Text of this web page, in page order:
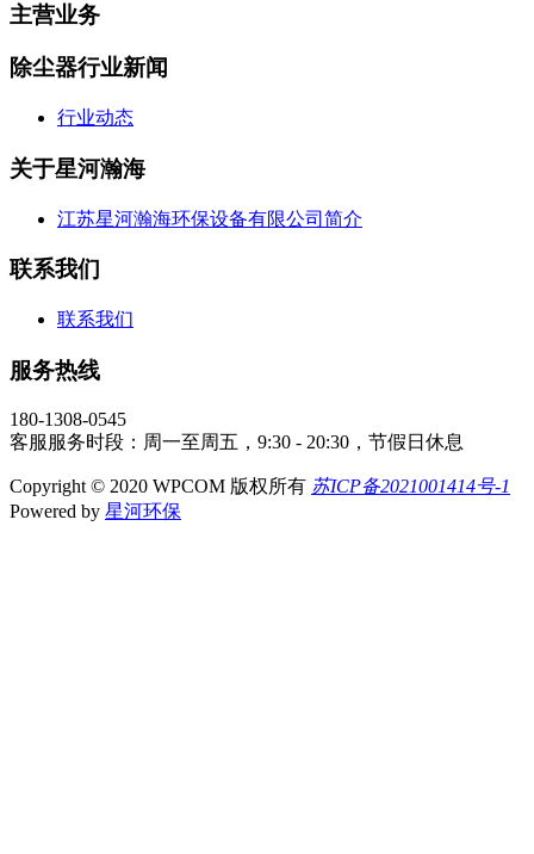
主营业务
除尘器行业新闻
行业动态
关于星河瀚海
江苏星河瀚海环保设备有限公司简介
联系我们
联系我们
服务热线
180-1308-0545
客服服务时段：周一至周五，9:30 - 20:30，节假日休息
Copyright © 2020 WPCOM 版权所有 苏ICP备2021001414号-1
Powered by 星河环保